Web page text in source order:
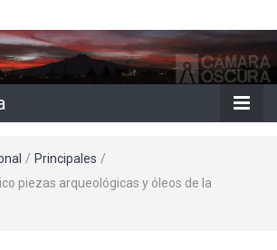
Cámara
Oscura
/ Principales /
piezas arqueológicas y óleos de la